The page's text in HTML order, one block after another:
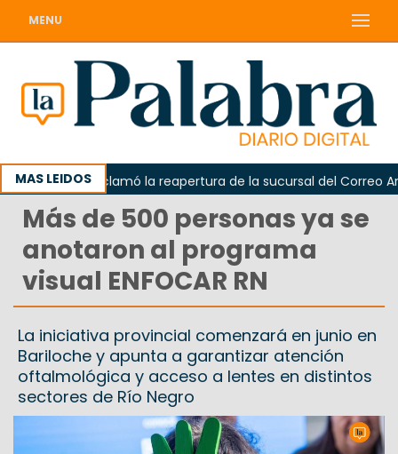
MENU
MAS LEIDOS
Odarda reclamó la reapertura de la sucursal del Correo
Más de 500 personas ya se
anotaron al programa
visual ENFOCAR RN
La iniciativa provincial comenzará en junio en
Bariloche y apunta a garantizar atención
oftalmológica y acceso a lentes en distintos
sectores de Río Negro